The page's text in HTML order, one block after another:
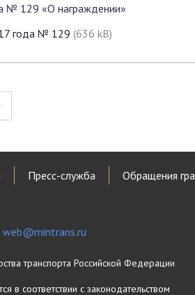
№ 129 «О награждении»
года № 129 (636 kB)
Пресс-служба Обращения
web@mintrans.ru
транспорта Российской Федерации
в соответствии с законодательством